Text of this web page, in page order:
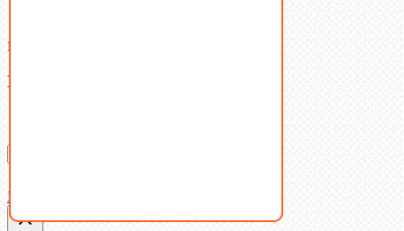
В корзине нет товаров.
Поиск
Don't show this popup again